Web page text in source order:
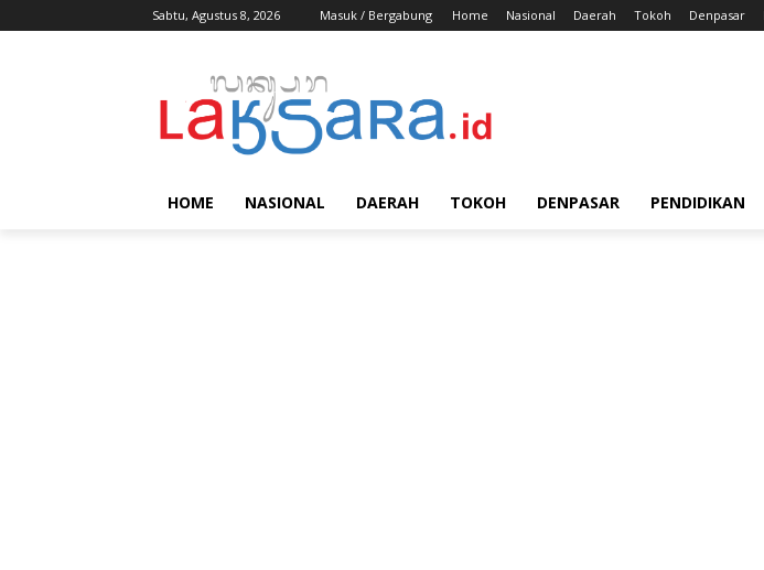
Sabtu, Agustus 8, 2026 Masuk / Bergabung Home Nasional Daerah Tokoh Denpasar
HOME NASIONAL DAERAH TOKOH DENPASAR PENDIDIKAN